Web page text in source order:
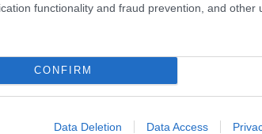
functionality and fraud prevention, and other
CONFIRM
Data Deletion Data Access